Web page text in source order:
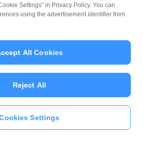
Settings" in Privacy Policy. You can
using the advertisement identifier from
Settings
Reject All
All Cookies